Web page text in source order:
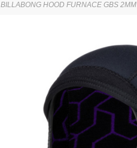
BILLABONG HOOD FURNACE GBS 2MM